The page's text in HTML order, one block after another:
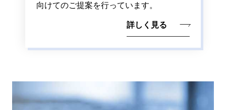
向けてのご提案を行っています。
詳しく見る